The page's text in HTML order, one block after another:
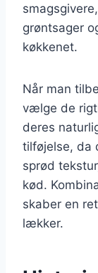
grøntsager
køkkenet.
Når man
vælge de
deres
tilføjelse, da
sprød
kød.
skaber en
lækker.